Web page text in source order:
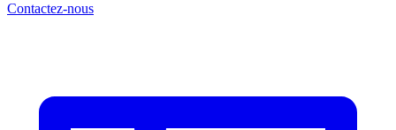
Contactez-nous